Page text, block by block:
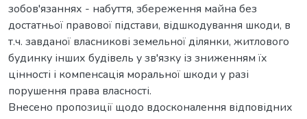
зобов'язаннях - набуття, збереження майна без
достатньої правової підстави, відшкодування шкоди, в
т.ч. завданої власникові земельної ділянки, житлового
будинку інших будівель у зв'язку із зниженням їх
цінності і компенсація моральної шкоди у разі
порушення права власності.
Внесено пропозиції щодо вдосконалення відповідних